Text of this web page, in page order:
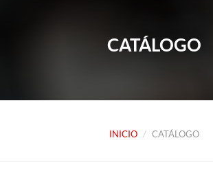
CATÁLOGO
INICIO CATÁLOGO